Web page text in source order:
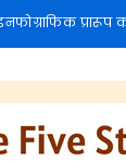
प्रारूप